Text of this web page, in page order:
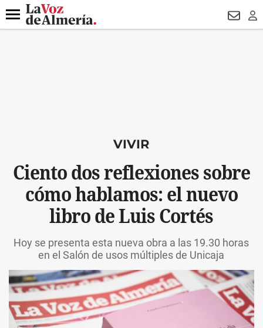
DESTACADO CONDENADOS
Menú
VIVIR
Ciento dos reflexiones sobre
cómo hablamos: el nuevo
libro de Luis Cortés
Hoy se presenta esta nueva obra a las 19.30 horas
en el Salón de usos múltiples de Unicaja